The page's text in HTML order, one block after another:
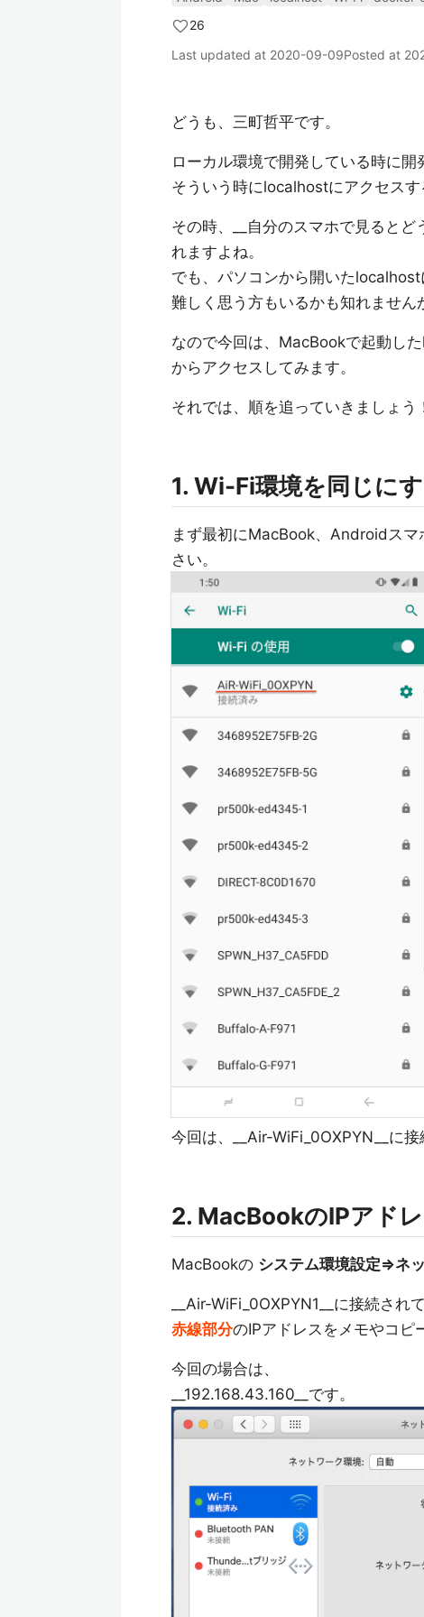
26
Last updated at 2020-09-09Posted at
どうも、三町哲平です。
ローカル環境で開発している時に開
そういう時にlocalhostにアクセスす
その時、__自分のスマホで見ると
れますよね。
でも、パソコンから開いた
難しく思う方もいるかも知れません
なので今回は、MacBookで起動し
からアクセスしてみます。
それでは、順を追っていきましょう
1. Wi-Fi環境を同じに
まず最初にMacBook、Androidス
さい。
今回は、__Air-WiFi_0OXPYN__に接
2. MacBookのIPアドレ
MacBookの システム環境設定=>ネ
__Air-WiFi_0OXPYN1__に接続され
赤線部分のIPアドレスをメモやコピ
今回の場合は、
__192.168.43.160__です。